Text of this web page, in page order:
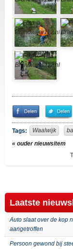
Share
on
Facebook
Share
on
Twitter
Tags: Waalwijk
« ouder nieuwsitem
Laatste
Auto slaat over de kop
aangetroffen
Persoon gewond bij